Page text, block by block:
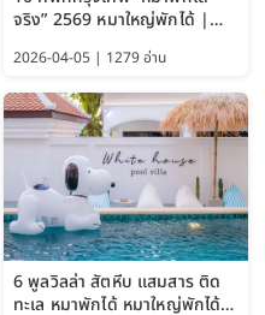
จริง” 2569 หมาใหญ่พักได้ |
Bangkok อัปเดตล่าสุด
2026-04-05 | 1279 อ่าน
6 พูลวิลล่า สัตหีบ แสมสาร ติด
ทะเล หมาพักได้ หมาใหญ่พักได้